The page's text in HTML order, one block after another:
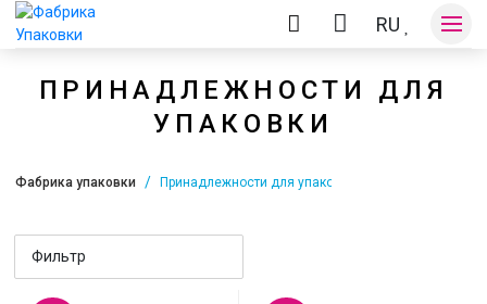
RU
Контакты
ПРИНАДЛЕЖНОСТИ ДЛЯ
УПАКОВКИ
Фабрика упаковки Принадлежности для упаковки
Фильтр